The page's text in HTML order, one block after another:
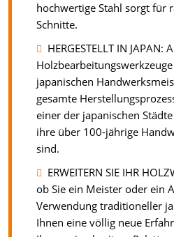
hochwertige Stahl sorgt für
Schnitte.
HERGESTELLT IN JAPAN:
japanischen
gesamte
einer der japanischen
ihre über 100-jährige
sind.
ERWEITERN SIE IHR
ob Sie ein Meister oder ein
Verwendung traditioneller
Ihnen eine völlig neue